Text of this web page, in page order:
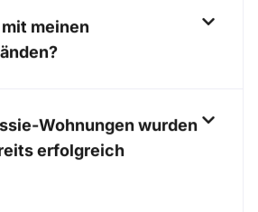
meinen
Wohnungen wurden
erfolgreich